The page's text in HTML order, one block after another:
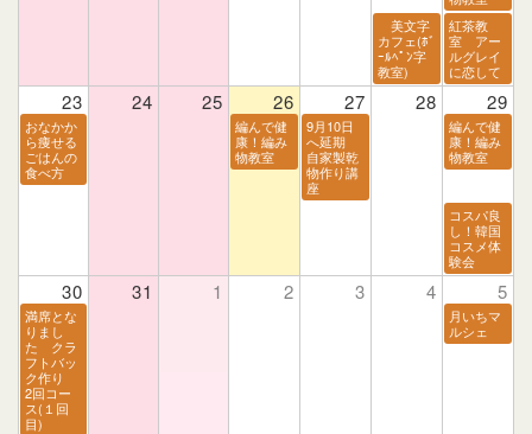
美文字
カフェ(ﾎﾞ
ｰﾙﾍﾟﾝ字
教室)
紅茶教
室 アー
ルグレイ
に恋して
23 24 25 26 27 28 29
おなかか
ら痩せる
ごはんの
食べ方
編んで健
康！編み
物教室
9月10日
へ延期
自家製乾
物作り講
座
編んで健
康！編み
物教室
コスパ良
し！韓国
コスメ体
験会
30 31 1 2 3 4 5
満席とな
りまし
た クラ
フトバッ
ク作り
2回コー
ス(１回
目)
月いちマ
ルシェ